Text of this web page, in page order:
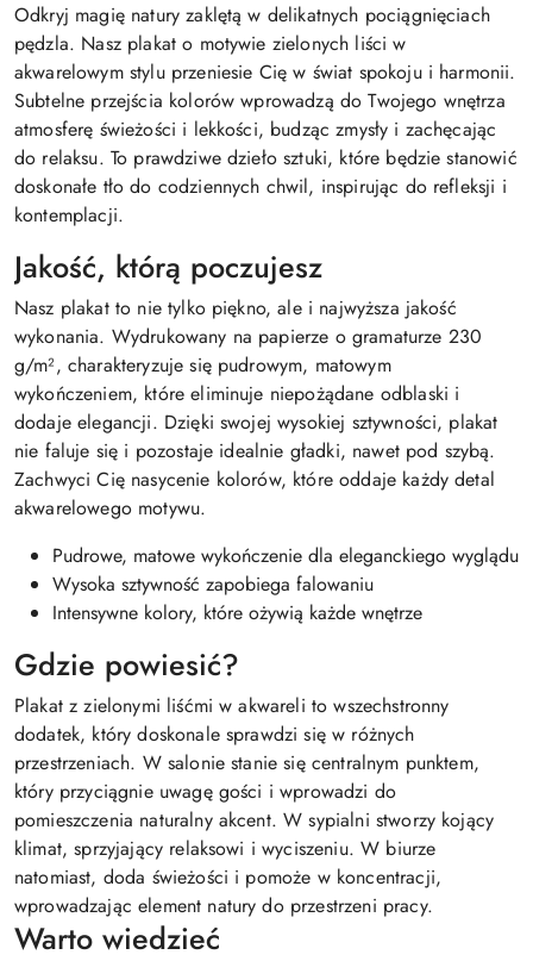
Odkryj magię natury zaklętą w delikatnych pociągnięciach
pędzla. Nasz plakat o motywie zielonych liści w
akwarelowym stylu przeniesie Cię w świat spokoju i harmonii.
Subtelne przejścia kolorów wprowadzą do Twojego wnętrza
atmosferę świeżości i lekkości, budząc zmysły i zachęcając
do relaksu. To prawdziwe dzieło sztuki, które będzie stanowić
doskonałe tło do codziennych chwil, inspirując do refleksji i
kontemplacji.
Jakość, którą poczujesz
Nasz plakat to nie tylko piękno, ale i najwyższa jakość
wykonania. Wydrukowany na papierze o gramaturze 230
g/m², charakteryzuje się pudrowym, matowym
wykończeniem, które eliminuje niepożądane odblaski i
dodaje elegancji. Dzięki swojej wysokiej sztywności, plakat
nie faluje się i pozostaje idealnie gładki, nawet pod szybą.
Zachwyci Cię nasycenie kolorów, które oddaje każdy detal
akwarelowego motywu.
Pudrowe, matowe wykończenie dla eleganckiego wyglądu
Wysoka sztywność zapobiega falowaniu
Intensywne kolory, które ożywią każde wnętrze
Gdzie powiesić?
Plakat z zielonymi liśćmi w akwareli to wszechstronny
dodatek, który doskonale sprawdzi się w różnych
przestrzeniach. W salonie stanie się centralnym punktem,
który przyciągnie uwagę gości i wprowadzi do
pomieszczenia naturalny akcent. W sypialni stworzy kojący
klimat, sprzyjający relaksowi i wyciszeniu. W biurze
natomiast, doda świeżości i pomoże w koncentracji,
wprowadzając element natury do przestrzeni pracy.
Warto wiedzieć